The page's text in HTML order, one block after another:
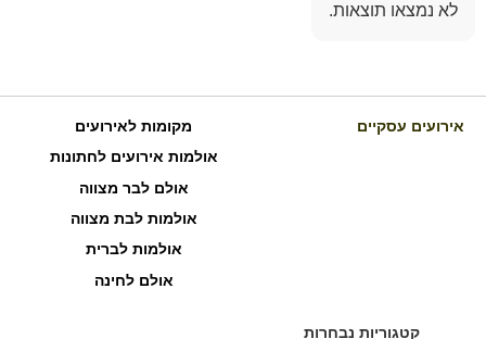
לא נמצאו תוצאות.
אירועים עסקיים
מקומות לאירועים
אולמות אירועים לחתונות
אולם לבר מצווה
אולמות לבת מצווה
אולמות לברית
אולם לחינה
קטגוריות נבחרות